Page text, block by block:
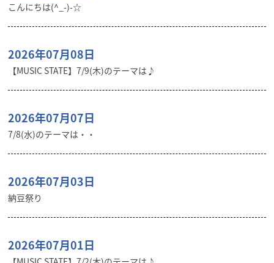
こんにちは(^_-)-☆
2026年07月08日
【MUSIC STATE】7/9(木)のテーマは♪
2026年07月07日
7/8(水)のテーマは・・
2026年07月03日
納豆祭り
2026年07月01日